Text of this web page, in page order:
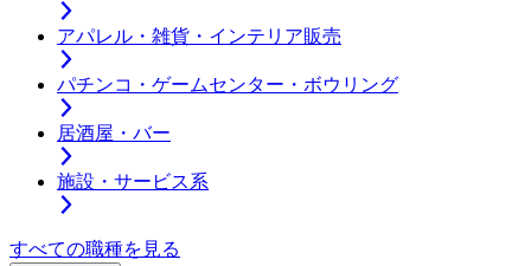
アパレル・雑貨・インテリア販売
パチンコ・ゲームセンター・ボウリング
居酒屋・バー
施設・サービス系
すべての職種を見る